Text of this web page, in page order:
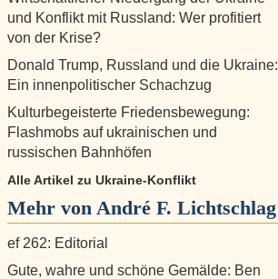
und Konflikt mit Russland: Wer profitiert
von der Krise?
Donald Trump, Russland und die Ukraine:
Ein innenpolitischer Schachzug
Kulturbegeisterte Friedensbewegung:
Flashmobs auf ukrainischen und
russischen Bahnhöfen
Alle Artikel zu Ukraine-Konflikt
Mehr von André F. Lichtschlag
ef 262: Editorial
Gute, wahre und schöne Gemälde: Ben